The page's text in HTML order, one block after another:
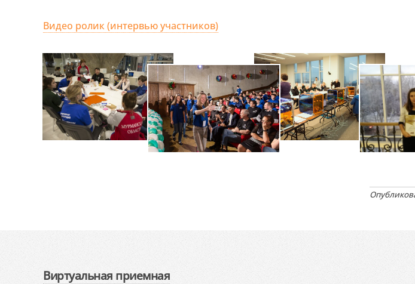
Видео ролик (интервью участников)
Виртуальная приемная